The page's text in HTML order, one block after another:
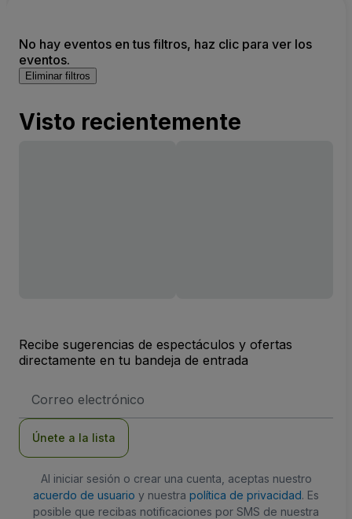
No hay eventos en tus filtros, haz clic para ver los
eventos.
Eliminar filtros
Visto recientemente
Recibe sugerencias de espectáculos y ofertas
directamente en tu bandeja de entrada
de
Únete a la lista
Al iniciar sesión o crear una cuenta, aceptas nuestro
acuerdo de usuario y nuestra política de privacidad. Es
posible que recibas notificaciones por SMS de nuestra